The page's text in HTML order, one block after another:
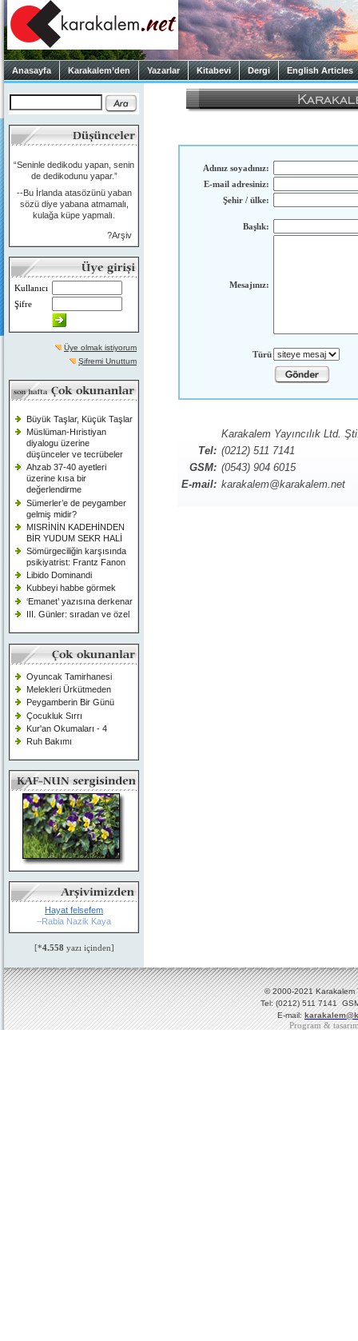
Anasayfa Karakalem’den Yazarlar Kitabevi Dergi English Articles
“Seninle dedikodu yapan, senin
de dedikodunu yapar.”
--Bu İrlanda atasözünü yaban
sözü diye yabana atmamalı,
kulağa küpe yapmalı.
?Arşiv
Kullanıcı
Şifre
Üye olmak istiyorum
Şifremi Unuttum
Büyük Taşlar, Küçük Taşlar
Müslüman-Hıristiyan
diyalogu üzerine
düşünceler ve tecrübeler
Ahzab 37-40 ayetleri
üzerine kısa bir
değerlendirme
Sümerler’e de peygamber
gelmiş midir?
MISRİNİN KADEHİNDEN
BİR YUDUM SEKR HALİ
Sömürgeciliğin karşısında
psikiyatrist: Frantz Fanon
Libido Dominandi
Kubbeyi habbe görmek
‘Emanet’ yazısına derkenar
III. Günler: sıradan ve özel
Oyuncak Tamirhanesi
Melekleri Ürkütmeden
Peygamberin Bir Günü
Çocukluk Sırrı
Kur'an Okumaları - 4
Ruh Bakımı
Hayat felsefem
–Rabia Nazik Kaya
[*4.558 yazı içinden]
Adınız soyadınız:
E-mail adresiniz:
Şehir / ülke:
Başlık:
Mesajınız:
Türü
Karakalem Yayıncılık Ltd.
Tel: (0212) 511 7141
GSM: (0543) 904 6015
E-mail: karakalem@karakalem.net
© 2000-2021 Karakalem
Tel: (0212) 511 7141
E-mail:
Program &